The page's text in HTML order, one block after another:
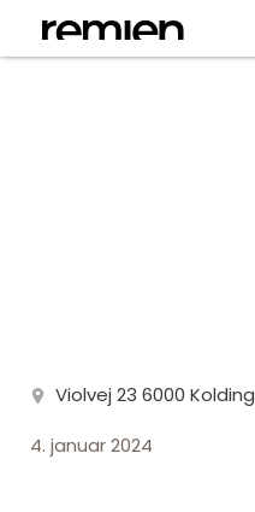
Violvej 23 6000 Kolding
4. januar 2024